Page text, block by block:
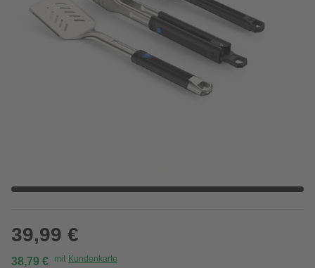
39,99 €
38,79 € mit Kundenkarte